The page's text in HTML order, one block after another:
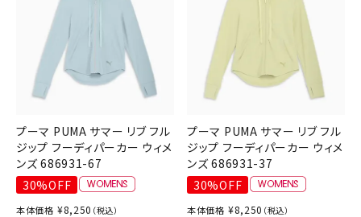
プーマ PUMA サマー リブ フル
ジップ フーディパーカー ウィメ
ンズ 686931-67
30%OFF
本体価格 ¥8,250 （税込）
プーマ PUMA サマー リブ フル
ジップ フーディパーカー ウィメ
ンズ 686931-37
30%OFF
本体価格 ¥8,250 （税込）